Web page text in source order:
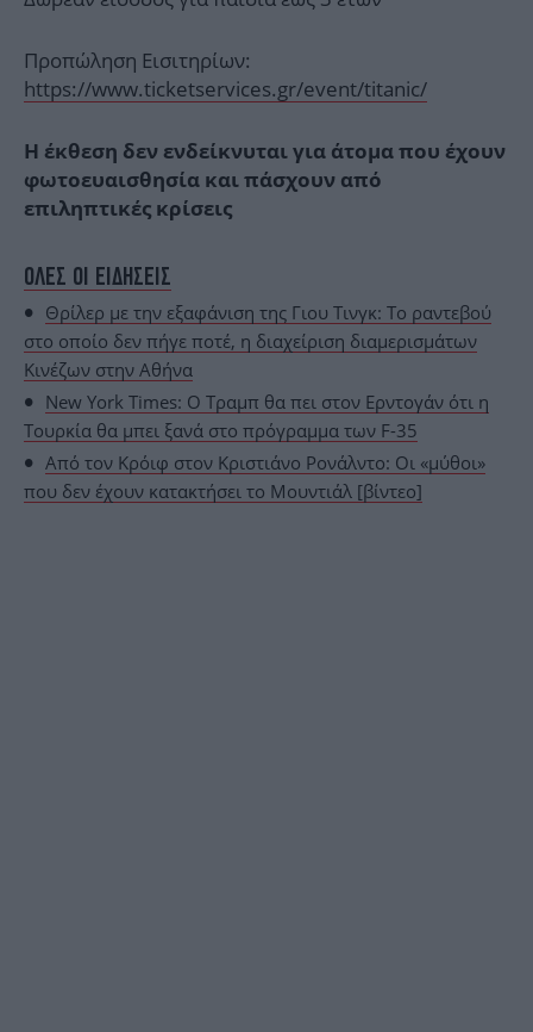
Προπώληση Εισιτηρίων:
https://www.ticketservices.gr/event/titanic/
Η έκθεση δεν ενδείκνυται για άτομα που έχουν
φωτοευαισθησία και πάσχουν από
επιληπτικές κρίσεις
ΟΛΕΣ ΟΙ ΕΙΔΗΣΕΙΣ
Θρίλερ με την εξαφάνιση της Γιου Τινγκ: Το ραντεβού
στο οποίο δεν πήγε ποτέ, η διαχείριση διαμερισμάτων
Κινέζων στην Αθήνα
New York Times: Ο Τραμπ θα πει στον Ερντογάν ότι η
Τουρκία θα μπει ξανά στο πρόγραμμα των F-35
Από τον Κρόιφ στον Κριστιάνο Ρονάλντο: Οι «μύθοι»
που δεν έχουν κατακτήσει το Μουντιάλ [βίντεο]